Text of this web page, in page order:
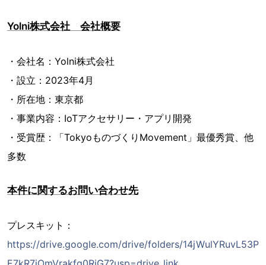
Yolni株式会社 会社概要
・会社名：Yolni株式会社
・設立：2023年4月
・所在地：東京都
・事業内容：IoTアクセサリー・アプリ開発
・受賞歴：「TokyoものづくりMovement」最優秀賞、他
多数
本件に関するお問い合わせ先
プレスキット：
https://drive.google.com/drive/folders/14jWulYRuvL53P